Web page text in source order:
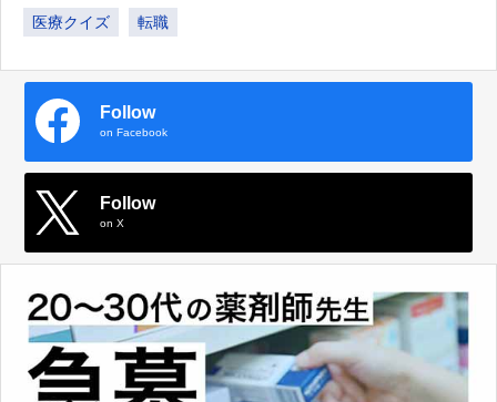
医療クイズ 転職
Follow
on Facebook
Follow
on X